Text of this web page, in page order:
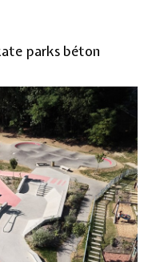
parks béton